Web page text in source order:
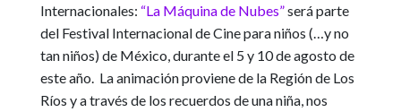
Internacionales: “La Máquina de Nubes”será parte
del Festival Internacional de Cine para niños (…y no
tan niños) de México, durante el 5 y 10 de agosto de
este año. La animación proviene de la Región de Los
Ríos y a través de los recuerdos de una niña, nos